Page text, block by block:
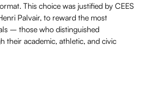
This choice was justified by CEES
Palvair, to reward the most
– those who distinguished
their academic, athletic, and civic